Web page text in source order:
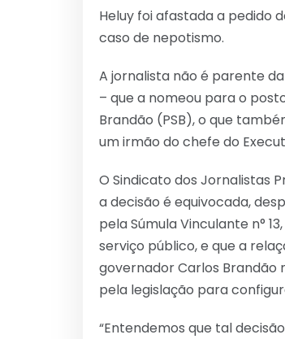
Heluy foi afastada a pedido
caso de nepotismo.
A jornalista não é parente
– que a nomeou para o
Brandão (PSB), o que
um irmão do chefe do
O Sindicato dos Jornalistas
a decisão é equivocada,
pela Súmula Vinculante n°
serviço público, e que a
governador Carlos Brandão
pela legislação para
“Entendemos que tal